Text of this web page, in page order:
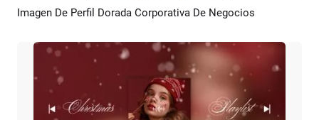
Previsualizar Crear IA
Imagen De Perfil Dorada Corporativa De Negocios